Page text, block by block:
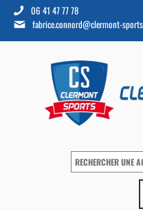
06 41 47 77 78
fabrice.connord@clermont-